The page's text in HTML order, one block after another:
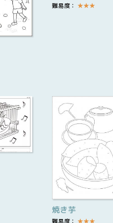
難易度： ★★★
焼き芋
難易度： ★★★